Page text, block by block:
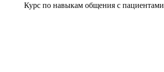
Курс по навыкам общения с пациентами